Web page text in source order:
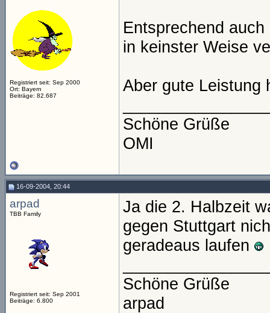
Registriert seit: Sep 2000
Ort: Bayern
Beiträge: 82.687
Entsprechend
in keinster Weise
Aber gute
Schöne Grüße
OMI
16-09-2004, 20:44
arpad
TBB Family
Registriert seit: Sep 2001
Beiträge: 6.800
Ja die 2. Halbzeit
gegen Stuttgart
geradeaus laufen
Schöne Grüße
arpad